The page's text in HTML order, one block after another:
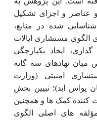
عناصر و اجزای ‏تشکیل‏
‏شده در منابع،
الگوی مستشاری ایالات
ایجاد یکپارچگی
نهادهای سه‏ گانه
امنیتی (وزارت
یو‏اس‏ اید)؛ تبیین بخش
کننده کمک ‏ها و همچنین
های اصلی الگوی